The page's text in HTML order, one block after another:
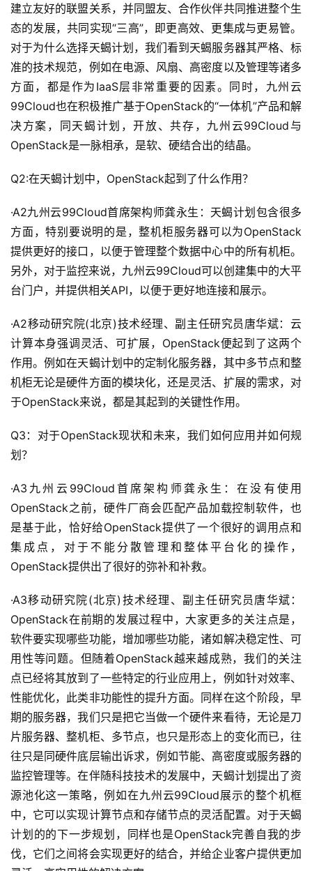
建立友好的联盟关系，并同盟友、合作伙伴共同推进整个生
态的发展，共同实现“三高”，即更高效、更集成与更易管。
对于为什么选择天蝎计划，我们看到天蝎服务器其严格、标
准的技术规范，例如在电源、风扇、高密度以及管理等诸多
方面，都是作为IaaS层非常重要的因素。同时，九州云
99Cloud也在积极推广基于OpenStack的“一体机”产品和解
决方案，同天蝎计划，开放、共存，九州云99Cloud与
OpenStack是一脉相承，是软、硬结合出的结晶。
Q2:在天蝎计划中，OpenStack起到了什么作用？
·A2九州云99Cloud首席架构师龚永生：天蝎计划包含很多
方面，特别要说明的是，整机柜服务器可以为OpenStack
提供更好的接口，以便于管理整个数据中心中的所有机柜。
另外，对于监控来说，九州云99Cloud可以创建集中的大平
台门户，并提供相关API，以便于更好地连接和展示。
·A2移动研究院(北京)技术经理、副主任研究员唐华斌：云
计算本身强调灵活、可扩展，OpenStack便起到了这两个
作用。例如在天蝎计划中的定制化服务器，其中多节点和整
机柜无论是硬件方面的模块化，还是灵活、扩展的需求，对
于OpenStack来说，都是其起到的关键性作用。
Q3：对于OpenStack现状和未来，我们如何应用并如何规
划？
·A3九州云99Cloud首席架构师龚永生：在没有使用
OpenStack之前，硬件厂商会匹配产品加载控制软件，也
是基于此，恰好给OpenStack提供了一个很好的调用点和
集成点，对于不能分散管理和整体平台化的操作，
OpenStack提供出了很好的弥补和补救。
·A3移动研究院(北京)技术经理、副主任研究员唐华斌：
OpenStack在前期的发展过程中，大家更多的关注点是，
软件要实现哪些功能，增加哪些功能，诸如解决稳定性、可
用性等问题。但随着OpenStack越来越成熟，我们的关注
点已经将其放到了一些特定的行业应用上，例如针对效率、
性能优化，此类非功能性的提升方面。同样在这个阶段，早
期的服务器，我们只是把它当做一个硬件来看待，无论是刀
片服务器、整机柜、多节点，也只是形态上的变化而已，往
往只是同硬件底层输出诉求，例如节能、高密度或服务器的
监控管理等。在伴随科技技术的发展中，天蝎计划提出了资
源池化这一策略，例如在九州云99Cloud展示的整个机框
中，它可以实现计算节点和存储节点的灵活配置。对于天蝎
计划的的下一步规划，同样也是OpenStack完善自我的步
伐，它们之间将会实现更好的结合，并给企业客户提供更加